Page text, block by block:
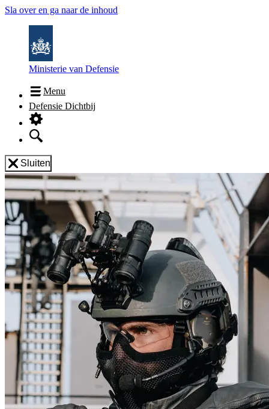
Sla over en ga naar de inhoud
Ministerie van Defensie
Menu
Defensie Dichtbij
Sluiten